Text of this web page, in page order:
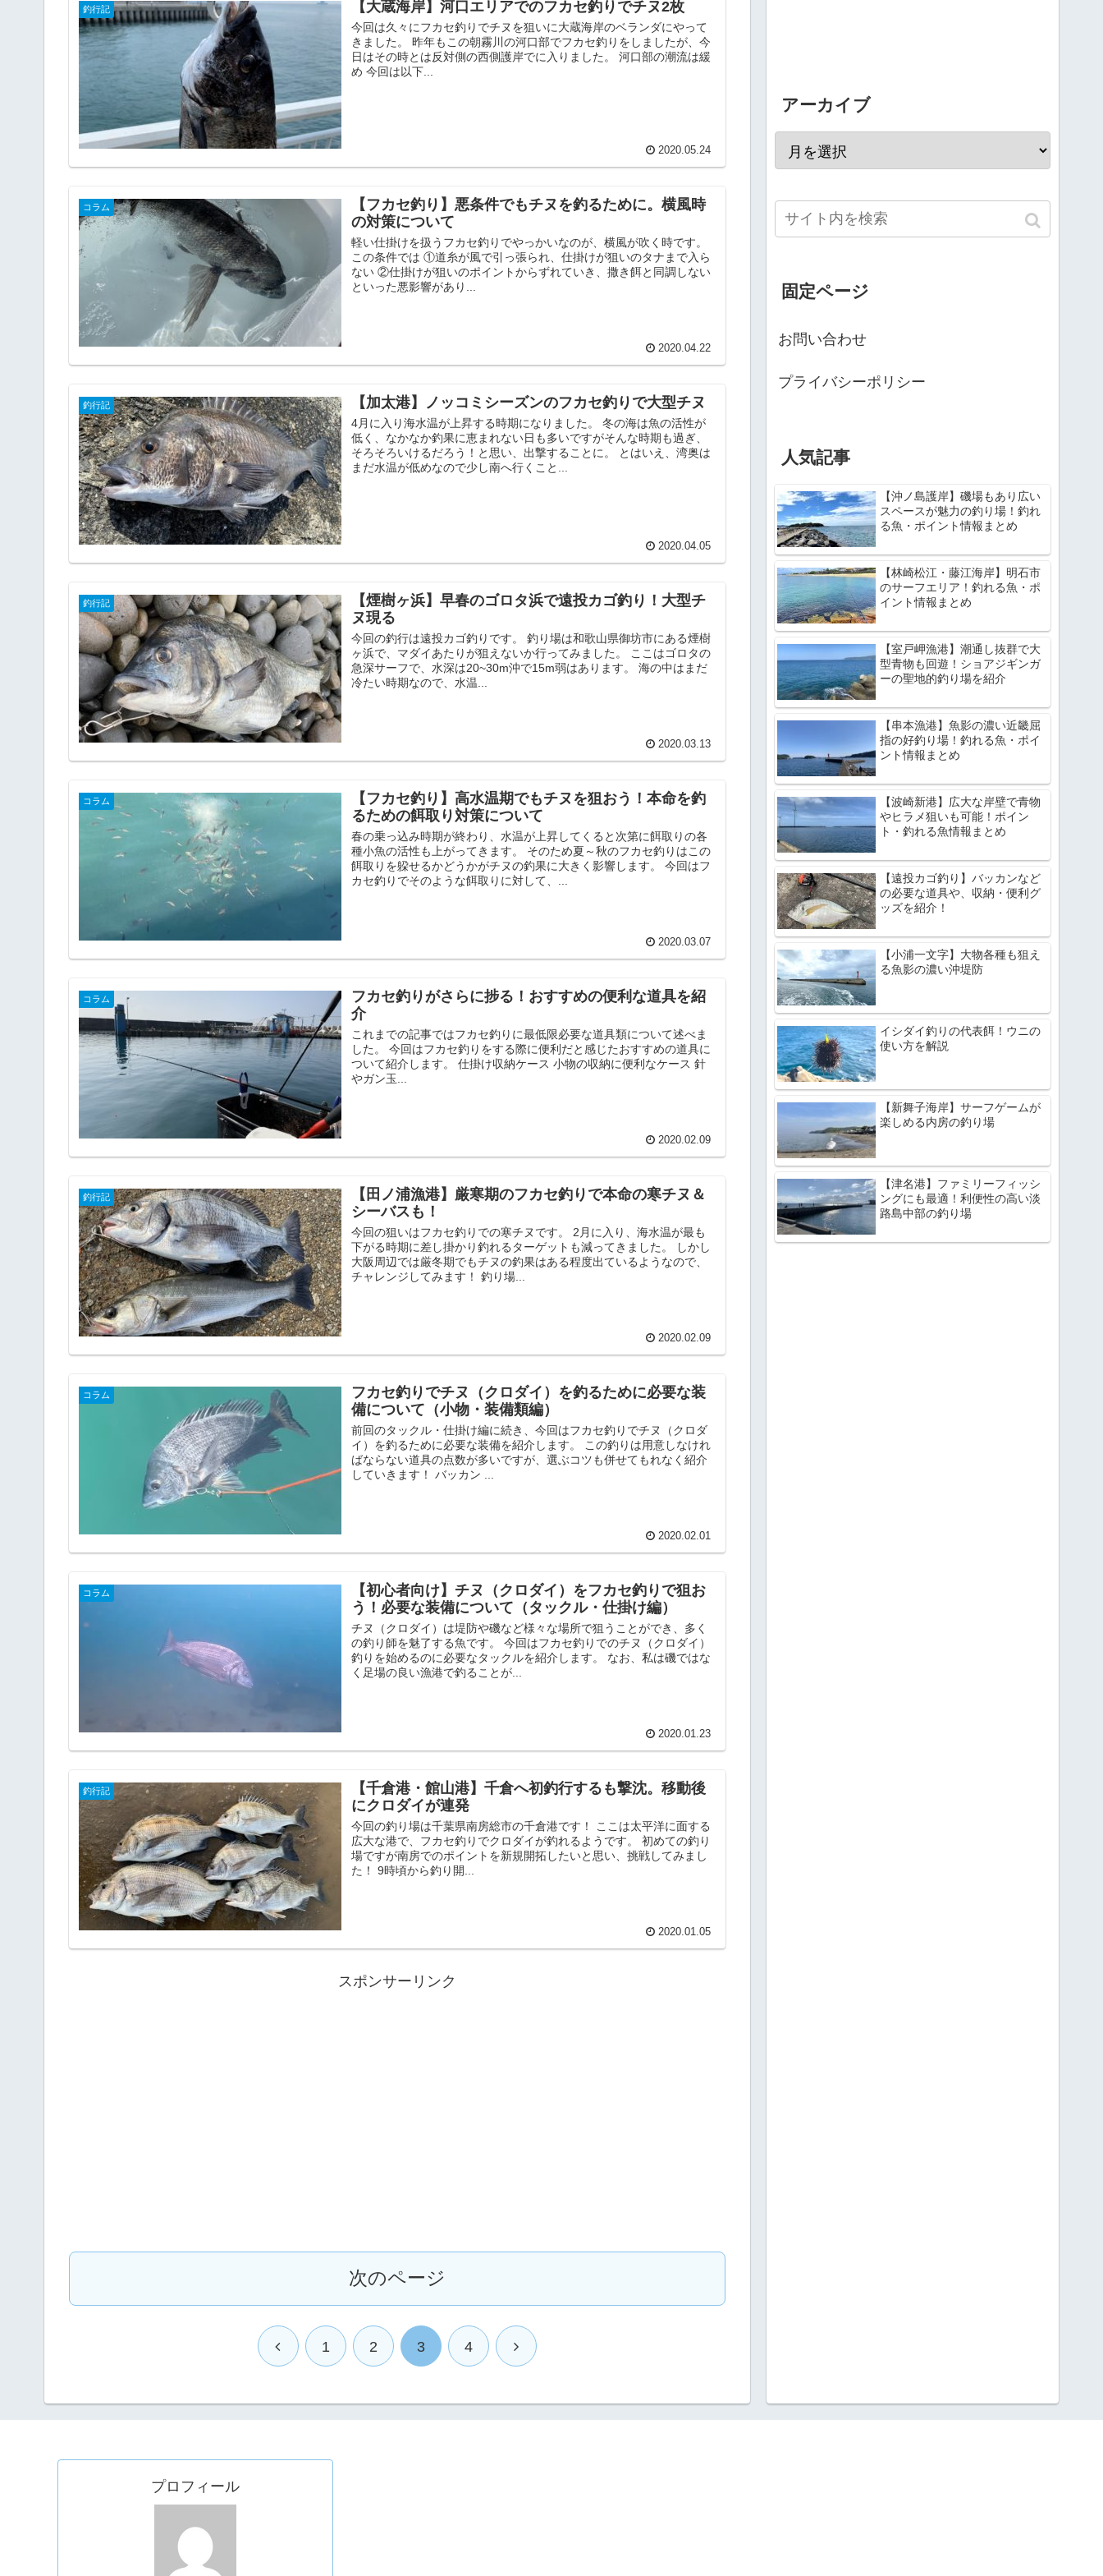
釣行記 【大蔵海岸】河口エリアでのフカセ釣りでチヌ2枚
今回は久々にフカセ釣りでチヌを狙いに大蔵海岸のベランダにやって
きました。 昨年もこの朝霧川の河口部でフカセ釣りをしましたが、今
日はその時とは反対側の西側護岸でに入りました。 河口部の潮流は緩
め 今回は以下...
2020.05.24
コラム
【フカセ釣り】悪条件でもチヌを釣るために。横風時
の対策について
軽い仕掛けを扱うフカセ釣りでやっかいなのが、横風が吹く時です。
この条件では ①道糸が風で引っ張られ、仕掛けが狙いのタナまで入ら
ない ②仕掛けが狙いのポイントからずれていき、撒き餌と同調しない
といった悪影響があり...
2020.04.22
釣行記 【加太港】ノッコミシーズンのフカセ釣りで大型チヌ
4月に入り海水温が上昇する時期になりました。 冬の海は魚の活性が
低く、なかなか釣果に恵まれない日も多いですがそんな時期も過ぎ、
そろそろいけるだろう！と思い、出撃することに。 とはいえ、湾奥は
まだ水温が低めなので少し南へ行くこと...
2020.04.05
釣行記
【煙樹ヶ浜】早春のゴロタ浜で遠投カゴ釣り！大型チ
ヌ現る
今回の釣行は遠投カゴ釣りです。 釣り場は和歌山県御坊市にある煙樹
ヶ浜で、マダイあたりが狙えないか行ってみました。 ここはゴロタの
急深サーフで、水深は20~30m沖で15m弱はあります。 海の中はまだ
冷たい時期なので、水温...
2020.03.13
コラム
【フカセ釣り】高水温期でもチヌを狙おう！本命を釣
るための餌取り対策について
春の乗っ込み時期が終わり、水温が上昇してくると次第に餌取りの各
種小魚の活性も上がってきます。 そのため夏～秋のフカセ釣りはこの
餌取りを躱せるかどうかがチヌの釣果に大きく影響します。 今回はフ
カセ釣りでそのような餌取りに対して、...
2020.03.07
コラム
フカセ釣りがさらに捗る！おすすめの便利な道具を紹
介
これまでの記事ではフカセ釣りに最低限必要な道具類について述べま
した。 今回はフカセ釣りをする際に便利だと感じたおすすめの道具に
ついて紹介します。 仕掛け収納ケース 小物の収納に便利なケース 針
やガン玉...
2020.02.09
釣行記
【田ノ浦漁港】厳寒期のフカセ釣りで本命の寒チヌ＆
シーバスも！
今回の狙いはフカセ釣りでの寒チヌです。 2月に入り、海水温が最も
下がる時期に差し掛かり釣れるターゲットも減ってきました。 しかし
大阪周辺では厳冬期でもチヌの釣果はある程度出ているようなので、
チャレンジしてみます！ 釣り場...
2020.02.09
コラム
フカセ釣りでチヌ（クロダイ）を釣るために必要な装
備について（小物・装備類編）
前回のタックル・仕掛け編に続き、今回はフカセ釣りでチヌ（クロダ
イ）を釣るために必要な装備を紹介します。 この釣りは用意しなけれ
ばならない道具の点数が多いですが、選ぶコツも併せてもれなく紹介
していきます！ バッカン ...
2020.02.01
コラム
【初心者向け】チヌ（クロダイ）をフカセ釣りで狙お
う！必要な装備について（タックル・仕掛け編）
チヌ（クロダイ）は堤防や磯など様々な場所で狙うことができ、多く
の釣り師を魅了する魚です。 今回はフカセ釣りでのチヌ（クロダイ）
釣りを始めるのに必要なタックルを紹介します。 なお、私は磯ではな
く足場の良い漁港で釣ることが...
2020.01.23
釣行記
【千倉港・館山港】千倉へ初釣行するも撃沈。移動後
にクロダイが連発
今回の釣り場は千葉県南房総市の千倉港です！ ここは太平洋に面する
広大な港で、フカセ釣りでクロダイが釣れるようです。 初めての釣り
場ですが南房でのポイントを新規開拓したいと思い、挑戦してみまし
た！ 9時頃から釣り開...
2020.01.05
スポンサーリンク
次のページ
1 2 3 4
アーカイブ
固定ページ
お問い合わせ
プライバシーポリシー
人気記事
【沖ノ島護岸】磯場もあり広い
スペースが魅力の釣り場！釣れ
る魚・ポイント情報まとめ
【林崎松江・藤江海岸】明石市
のサーフエリア！釣れる魚・ポ
イント情報まとめ
【室戸岬漁港】潮通し抜群で大
型青物も回遊！ショアジギンガ
ーの聖地的釣り場を紹介
【串本漁港】魚影の濃い近畿屈
指の好釣り場！釣れる魚・ポイ
ント情報まとめ
【波崎新港】広大な岸壁で青物
やヒラメ狙いも可能！ポイン
ト・釣れる魚情報まとめ
【遠投カゴ釣り】バッカンなど
の必要な道具や、収納・便利グ
ッズを紹介！
【小浦一文字】大物各種も狙え
る魚影の濃い沖堤防
イシダイ釣りの代表餌！ウニの
使い方を解説
【新舞子海岸】サーフゲームが
楽しめる内房の釣り場
【津名港】ファミリーフィッシ
ングにも最適！利便性の高い淡
路島中部の釣り場
プロフィール